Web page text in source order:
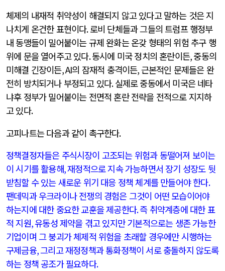
체제의 내재적 취약성이 해결되지 않고 있다고 말하는 것은 지
나치게 온건한 표현이다.로비 단체들과 그들의 트럼프 행정부
내 동맹들이 밀어붙이는 규제 완화는 온갖 형태의 위험 추구 행
위에 문을 열어주고 있다.동시에 미국 정치의 혼란이든,중동의
미해결 긴장이든, AI의 잠재적 충격이든,근본적인 문제들은 완
전히 방치되거나 부정되고 있다.실제로 중동에서 미국은 네타
냐후 정부가 밀어붙이는 전면적 혼란 전략을 전적으로 지지하
고 있다.
고피나트는 다음과 같이 촉구한다.
정책결정자들은 주식시장이 고조되는 위험과 동떨어져 보이는
이 시기를 활용해,재정적으로 지속 가능하면서 장기 성장도 뒷
받침할 수 있는 새로운 위기 대응 정책 체계를 만들어야 한다.
팬데믹과 우크라이나 전쟁의 경험은 그것이 어떤 모습이어야
하는지에 대한 중요한 교훈을 제공한다.즉 취약계층에 대한 표
적 지원,유동성 제약을 겪고 있지만 기본적으로는 생존 가능한
기업이며 그 붕괴가 체제적 위험을 초래할 경우에만 시행하는
구제금융,그리고 재정정책과 통화정책이 서로 충돌하지 않도록
하는 정책 공조가 필요하다.